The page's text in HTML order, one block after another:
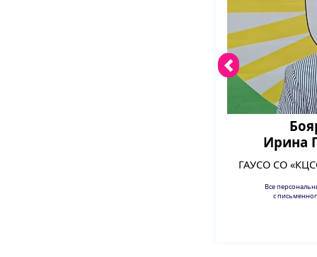
Ирина
ГАУСО СО
Все
с